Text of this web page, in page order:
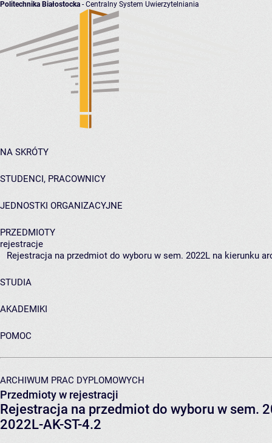
Politechnika Białostocka - Centralny System Uwierzytelniania
NA SKRÓTY
STUDENCI, PRACOWNICY
JEDNOSTKI ORGANIZACYJNE
PRZEDMIOTY
rejestracje
Rejestracja na przedmiot do wyboru w sem. 2022L na kierunku
STUDIA
AKADEMIKI
POMOC
ARCHIWUM PRAC DYPLOMOWYCH
Przedmioty w rejestracji
Rejestracja na przedmiot do wyboru w sem.
2022L-AK-ST-4.2